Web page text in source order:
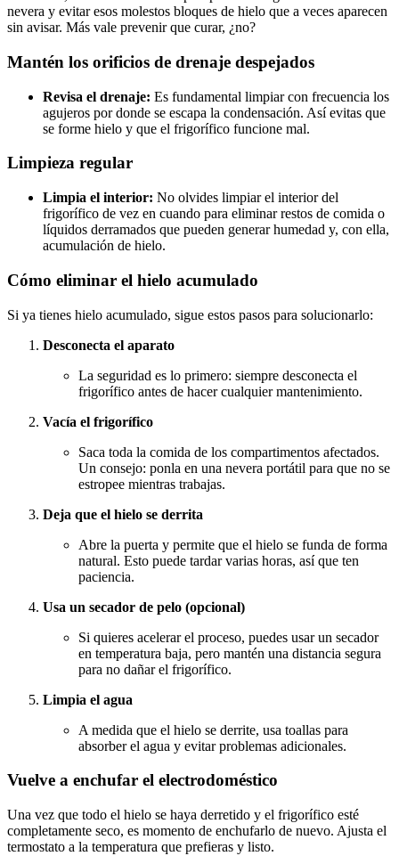
nevera y evitar esos molestos bloques de hielo que a veces aparecen
sin avisar. Más vale prevenir que curar, ¿no?
Mantén los orificios de drenaje despejados
Revisa el drenaje: Es fundamental limpiar con frecuencia los
agujeros por donde se escapa la condensación. Así evitas que
se forme hielo y que el frigorífico funcione mal.
Limpieza regular
Limpia el interior: No olvides limpiar el interior del
frigorífico de vez en cuando para eliminar restos de comida o
líquidos derramados que pueden generar humedad y, con ella,
acumulación de hielo.
Cómo eliminar el hielo acumulado
Si ya tienes hielo acumulado, sigue estos pasos para solucionarlo:
Desconecta el aparato
La seguridad es lo primero: siempre desconecta el
frigorífico antes de hacer cualquier mantenimiento.
Vacía el frigorífico
Saca toda la comida de los compartimentos afectados.
Un consejo: ponla en una nevera portátil para que no se
estropee mientras trabajas.
Deja que el hielo se derrita
Abre la puerta y permite que el hielo se funda de forma
natural. Esto puede tardar varias horas, así que ten
paciencia.
Usa un secador de pelo (opcional)
Si quieres acelerar el proceso, puedes usar un secador
en temperatura baja, pero mantén una distancia segura
para no dañar el frigorífico.
Limpia el agua
A medida que el hielo se derrite, usa toallas para
absorber el agua y evitar problemas adicionales.
Vuelve a enchufar el electrodoméstico
Una vez que todo el hielo se haya derretido y el frigorífico esté
completamente seco, es momento de enchufarlo de nuevo. Ajusta el
termostato a la temperatura que prefieras y listo.